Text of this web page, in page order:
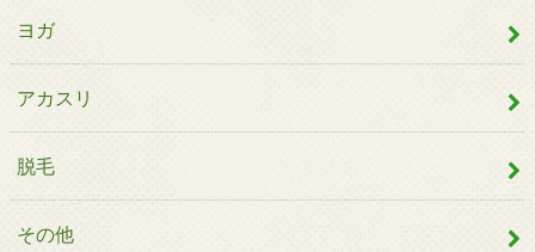
ヨガ
アカスリ
脱毛
その他